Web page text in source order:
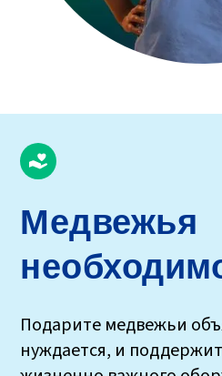
Медвежья
Подарите медвежьи
нуждается, и